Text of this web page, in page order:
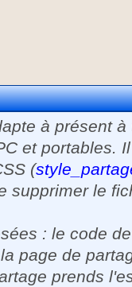
à présent
et portables.
(
supprimer le
: le code
page de
prends